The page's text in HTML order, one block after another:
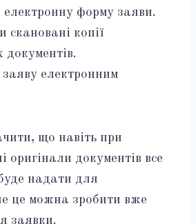
форму заяви.
скановані копії
документів.
електронним
що навіть при
оригінали документів все
надати для
це можна зробити вже
заявки.